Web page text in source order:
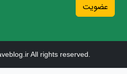
عضویت
All rights reserved.